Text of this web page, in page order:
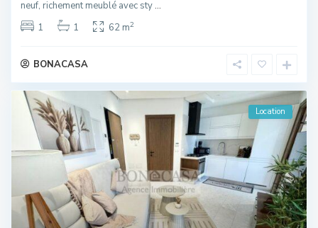
neuf, richement meublé avec sty...
1
1 62 m2
BONACASA
Location